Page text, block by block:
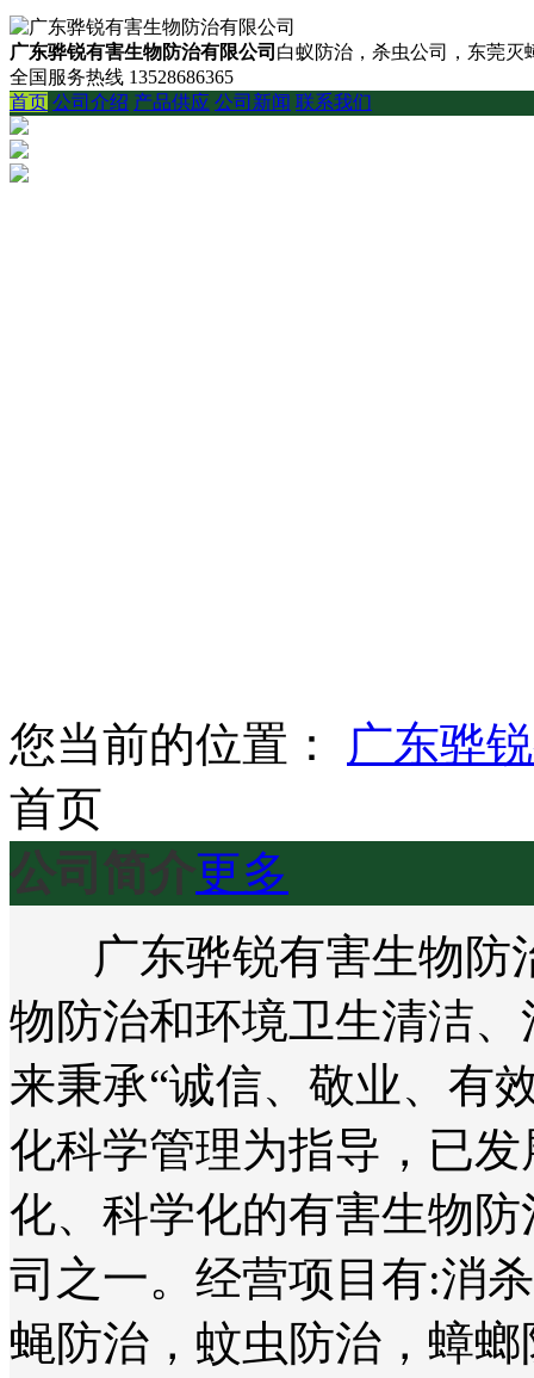
广东骅锐有害生物防治有限公司 白蚁防治，杀虫公司，东莞灭
全国服务热线 13528686365
首页 公司介绍 产品供应 公司新闻 联系我们
您当前的位置：
广东骅
首页
公司简介更多
广东骅锐有害生物防
物防治和环境卫生清洁
来秉承“诚信、敬业、有
化科学管理为指导，已
化、科学化的有害生物
司之一。经营项目有:消
蝇防治，蚊虫防治，蟑